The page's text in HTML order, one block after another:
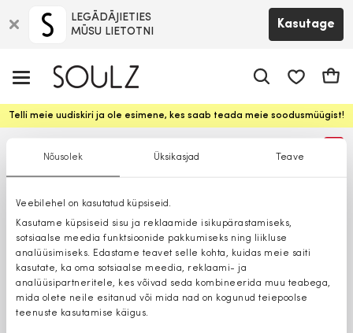
Nõusolek Üksikasjad Teave
Veebilehel on kasutatud küpsiseid.
Kasutame küpsiseid sisu ja reklaamide isikupärastamiseks,
sotsiaalse meedia funktsioonide pakkumiseks ning liikluse
analüüsimiseks. Edastame teavet selle kohta, kuidas meie saiti
kasutate, ka oma sotsiaalse meedia, reklaami- ja
analüüsipartneritele, kes võivad seda kombineerida muu teabega,
mida olete neile esitanud või mida nad on kogunud teiepoolse
teenuste kasutamise käigus.
LEGĀDĀJIETIES
MŪSU LIETOTNI
Kasutage
Telli meie uudiskiri ja ole esimene, kes saab teada meie soodusmüügist!